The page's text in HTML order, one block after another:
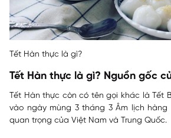
Tết Hàn thực là gì?
Tết Hàn thực là gì? Nguồn gốc
Tết Hàn thực còn có tên gọi khác là Tết
vào ngày mùng 3 tháng 3 Âm lịch
quan trọng của Việt Nam và Trung Quốc.